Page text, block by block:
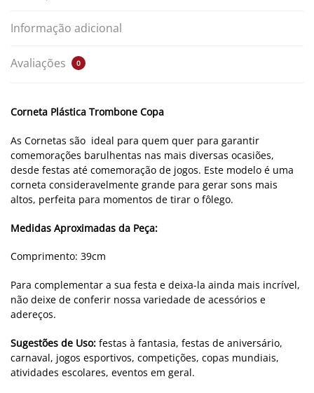
Informação adicional
Avaliações 0
Corneta Plástica Trombone Copa
As Cornetas são ideal para quem quer para garantir
comemorações barulhentas nas mais diversas ocasiões,
desde festas até comemoração de jogos. Este modelo é uma
corneta consideravelmente grande para gerar sons mais
altos, perfeita para momentos de tirar o fôlego.
Medidas Aproximadas da Peça:
Comprimento: 39cm
Para complementar a sua festa e deixa-la ainda mais incrível,
não deixe de conferir nossa variedade de acessórios e
adereços.
Sugestões de Uso: festas à fantasia, festas de aniversário,
carnaval, jogos esportivos, competições, copas mundiais,
atividades escolares, eventos em geral.